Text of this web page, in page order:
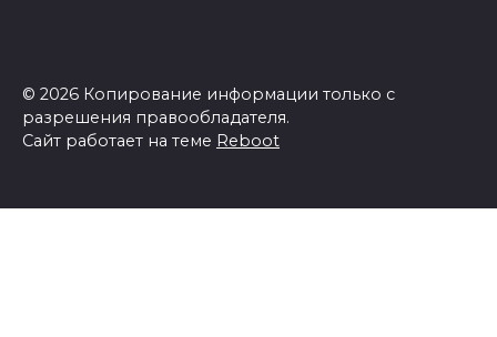
© 2026 Копирование информации только с
разрешения правообладателя.
Сайт работает на теме Reboot